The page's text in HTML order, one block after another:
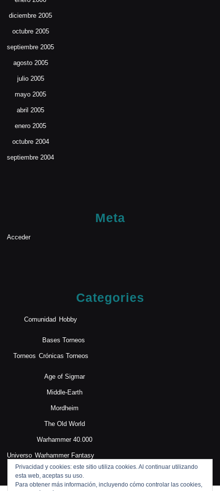
diciembre 2005
octubre 2005
septiembre 2005
agosto 2005
julio 2005
mayo 2005
abril 2005
enero 2005
octubre 2004
septiembre 2004
Meta
Acceder
Categories
Comunidad Hobby
Torneos
Bases Torneos
Crónicas Torneos
Universo
Age of Sigmar
Middle-Earth
Mordheim
The Old World
Warhammer 40.000
Warhammer Fantasy
Privacidad y cookies: este sitio utiliza cookies. Al continuar utilizando
esta web, aceptas su uso.
Para obtener más información, incluyendo cómo controlar las cookies,